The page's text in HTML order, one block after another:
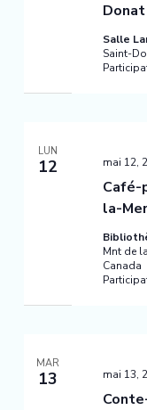
Donat
Salle
Saint-
LUN
12
Café-
la-
mai 12,
Mnt de
Canada
MAR
13 mai 13,